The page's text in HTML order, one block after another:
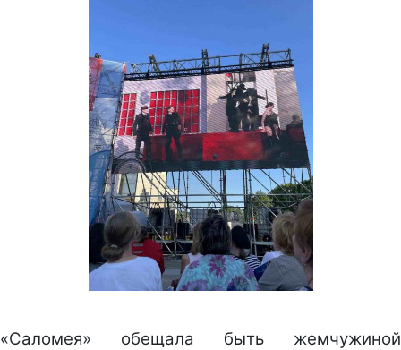
«Саломея» обещала быть жемчужиной